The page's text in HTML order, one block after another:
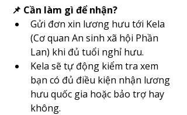
📌 Cần làm gì để nhận?
Gửi đơn xin lương hưu tới Kela
(Cơ quan An sinh xã hội Phần
Lan) khi đủ tuổi nghỉ hưu.
Kela sẽ tự động kiểm tra xem
bạn có đủ điều kiện nhận lương
hưu quốc gia hoặc bảo trợ hay
không.